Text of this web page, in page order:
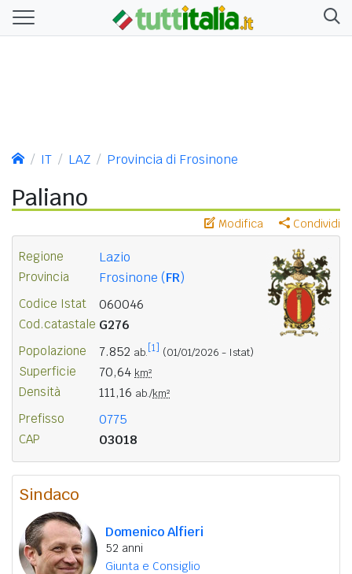
IT LAZ Provincia di Frosinone
Paliano
Modifica Condividi
Regione Lazio
Provincia Frosinone (FR)
Codice Istat 060046
Cod.catastale G276
Popolazione 7.852 ab. [1] (01/01/2026 - Istat)
Superficie 70,64 km²
Densità 111,16 ab./km²
Prefisso 0775
CAP 03018
Sindaco
Domenico Alfieri
52 anni
Giunta e Consiglio